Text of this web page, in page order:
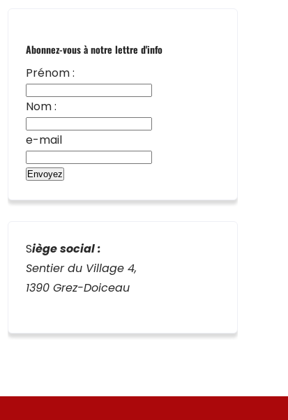
Abonnez-vous à notre lettre d'info
Prénom :
Nom :
e-mail
Siège social :
Sentier du Village 4,
1390 Grez-Doiceau